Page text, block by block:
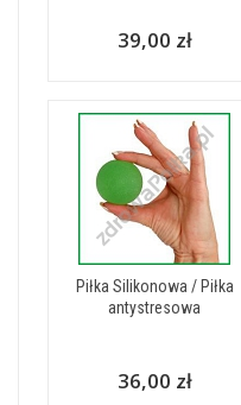
39,00 zł
Piłka Silikonowa / Piłka
antystresowa
36,00 zł